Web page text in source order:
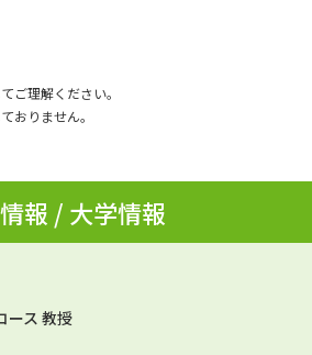
ご理解ください。
おりません。
報 / 大学情報
ース 教授